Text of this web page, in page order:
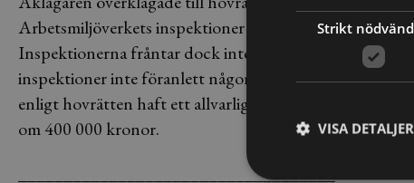
Arbetsmiljöverkets inspektioner främst syftar till att
Inspektionerna fråntar dock inte arbetsgivaren något
inspektioner inte föranlett någon anmärkning på
enligt hovrätten haft ett allvarligt bristfälligt
om 400 000 kronor.
___________________________________
Strikt
VISA DETALJER